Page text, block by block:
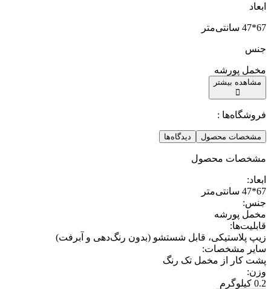
ابعاد
67*47 سانتی‌متر
جنس
مخمل پورشه
مشاهده بیشتر
فروشگاه‌ها :
مشخصات محصول دیدگاه‌ها
مشخصات محصول
ابعاد:
67*47 سانتی‌متر
جنس:
مخمل پورشه
قابلیت‌ها:
زیپ پلاستیکی، قابل شستشو (بدون رنگ‌دهی و آبرفت)
سایر مشخصات:
پشت کار از مخمل تک رنگ
وزن:
0.2 کیلوگرم